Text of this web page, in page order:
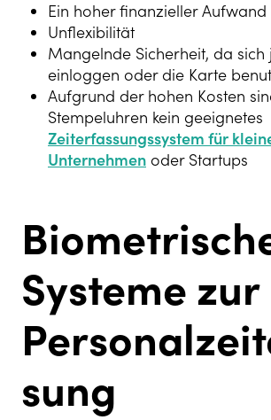
Ein hoher finanzieller Aufwand
Unflexibilität
Mangelnde Sicherheit, da sich
einloggen oder die Karte
Aufgrund der hohen Kosten
Stempeluhren kein geeignetes
Zeiterfassungssystem für
Unternehmen oder Startups
Systeme zur
sung